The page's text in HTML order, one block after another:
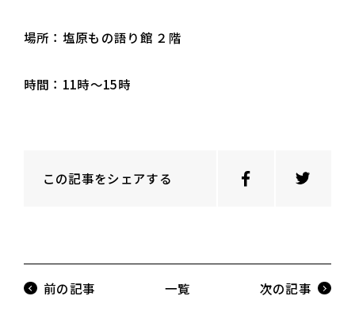
場所：塩原もの語り館 ２階
時間：11時～15時
この記事をシェアする
前の記事 一覧 次の記事